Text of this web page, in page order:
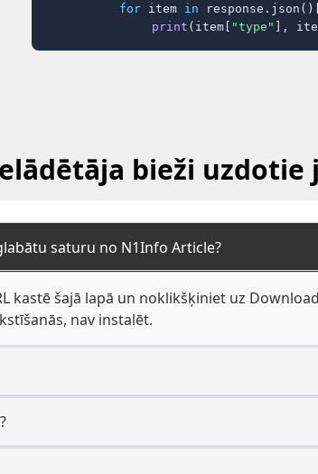
for item in
print (item[ "type" ],
bieži uzdotie
saturu no N1Info Article?
kastē šajā lapā un noklikšķiniet uz
nav instalēt.